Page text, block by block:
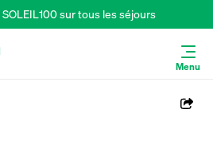
sur tous les séjours
Menu